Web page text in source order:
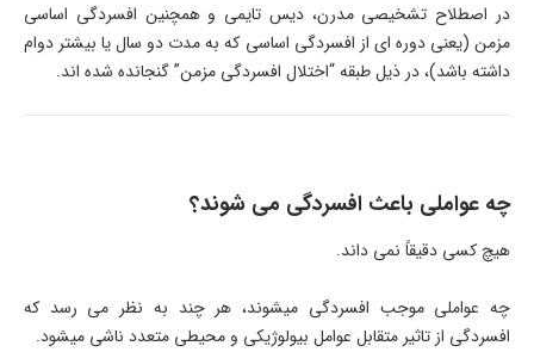
در اصطلاح تشخیصی مدرن، دیس تایمی و همچنین افسردگی اساسی
مزمن (یعنی دوره ای از افسردگی اساسی که به مدت دو سال یا بیشتر دوام
داشته باشد)، در ذیل طبقه “اختلال افسردگی مزمن” گنجانده شده اند.
چه عواملی باعث افسردگی می شوند؟
هیچ کسی دقیقاً نمی داند.
چه عواملی موجب افسردگی میشوند، هر چند به نظر می رسد که
افسردگی از تاثیر متقابل عوامل بیولوژیکی و محیطی متعدد ناشی میشود.